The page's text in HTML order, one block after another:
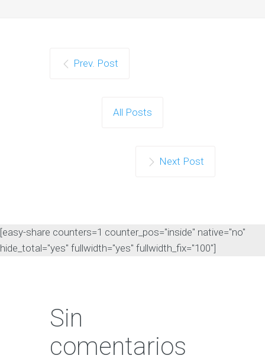
Prev. Post
All Posts
Next Post
[easy-share counters=1 counter_pos="inside" native="no"
hide_total="yes" fullwidth="yes" fullwidth_fix="100"]
Sin
comentarios